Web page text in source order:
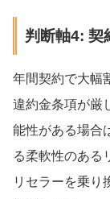
判断軸4: 契
年間契約で大幅
違約金条項が厳
能性がある場合
る柔軟性のある
リセラーを乗り